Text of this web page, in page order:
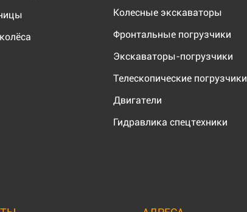
Колесные экскаваторы
Фронтальные погрузчики
Экскаваторы-погрузчики
Телескопические погрузчики
Двигатели
Гидравлика спецтехники